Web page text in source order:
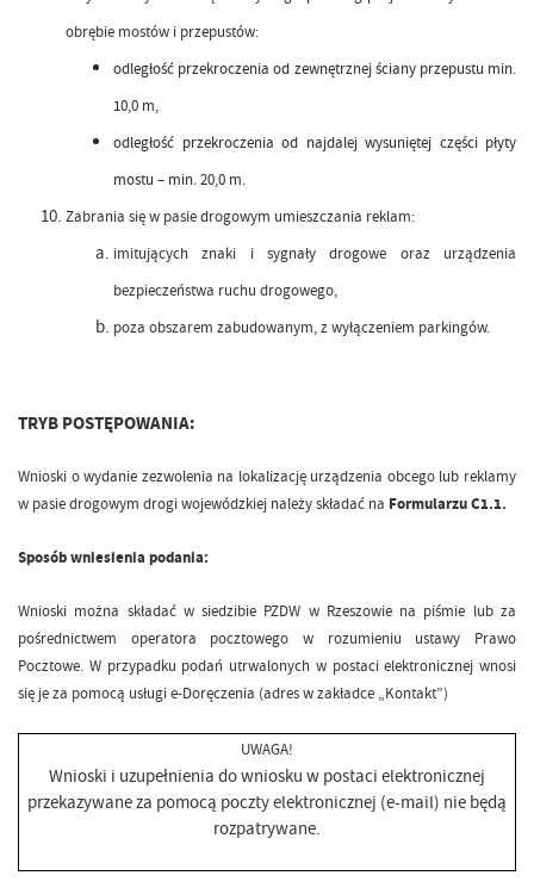
obrębie mostów i przepustów:
odległość przekroczenia od zewnętrznej ściany przepustu min.
10,0 m,
odległość przekroczenia od najdalej wysuniętej części płyty
mostu – min. 20,0 m.
Zabrania się w pasie drogowym umieszczania reklam:
imitujących znaki i sygnały drogowe oraz urządzenia
bezpieczeństwa ruchu drogowego,
poza obszarem zabudowanym, z wyłączeniem parkingów.
TRYB POSTĘPOWANIA:
Wnioski o wydanie zezwolenia na lokalizację urządzenia obcego lub reklamy
w pasie drogowym drogi wojewódzkiej należy składać na Formularzu C1.1.
Sposób wniesienia podania:
Wnioski można składać w siedzibie PZDW w Rzeszowie na piśmie lub za
pośrednictwem operatora pocztowego w rozumieniu ustawy Prawo
Pocztowe. W przypadku podań utrwalonych w postaci elektronicznej wnosi
się je za pomocą usługi e-Doręczenia (adres w zakładce „Kontakt”)
UWAGA!
Wnioski i uzupełnienia do wniosku w postaci elektronicznej
przekazywane za pomocą poczty elektronicznej (e-mail) nie będą
rozpatrywane.